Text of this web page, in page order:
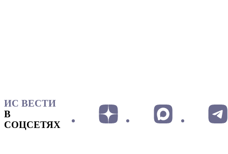
ИС ВЕСТИ
В
СОЦСЕТЯХ